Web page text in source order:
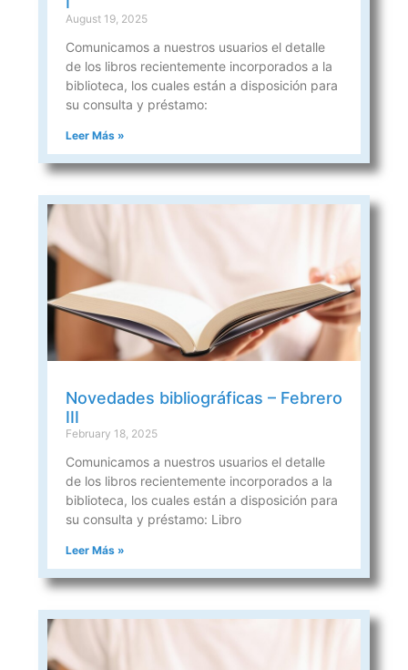
August 19, 2025
Comunicamos a nuestros usuarios el detalle
de los libros recientemente incorporados a la
biblioteca, los cuales están a disposición para
su consulta y préstamo:
Leer Más »
Novedades bibliográficas – Febrero
III
February 18, 2025
Comunicamos a nuestros usuarios el detalle
de los libros recientemente incorporados a la
biblioteca, los cuales están a disposición para
su consulta y préstamo: Libro
Leer Más »